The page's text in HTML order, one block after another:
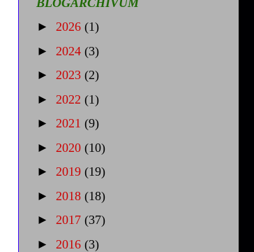
► 2026 (1)
► 2024 (3)
► 2023 (2)
► 2022 (1)
► 2021 (9)
► 2020 (10)
► 2019 (19)
► 2018 (18)
► 2017 (37)
► 2016 (3)